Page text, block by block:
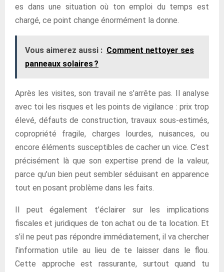
es dans une situation où ton emploi du temps est
chargé, ce point change énormément la donne.
Vous aimerez aussi : Comment nettoyer ses
panneaux solaires ?
Après les visites, son travail ne s’arrête pas. Il analyse
avec toi les risques et les points de vigilance : prix trop
élevé, défauts de construction, travaux sous-estimés,
copropriété fragile, charges lourdes, nuisances, ou
encore éléments susceptibles de cacher un vice. C’est
précisément là que son expertise prend de la valeur,
parce qu’un bien peut sembler séduisant en apparence
tout en posant problème dans les faits.
Il peut également t’éclairer sur les implications
fiscales et juridiques de ton achat ou de ta location. Et
s’il ne peut pas répondre immédiatement, il va chercher
l’information utile au lieu de te laisser dans le flou.
Cette approche est rassurante, surtout quand tu